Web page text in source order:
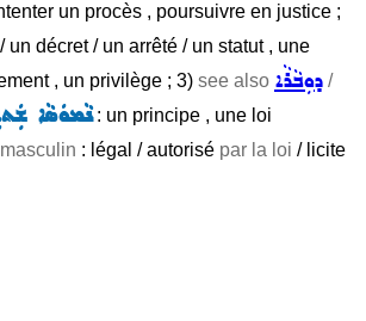
un procès , poursuivre en justice ;
décret / un arrêté / un statut , une
, un privilège ; 3) see also ܕܘܼܒܵܪܵܐ /
ܢܵܡܘܿܣܵܐ: un principe , une loi
: légal / autorisé par la loi / licite